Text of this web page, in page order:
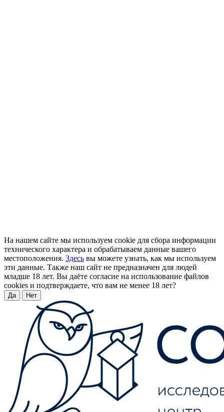
На нашем сайте мы используем cookie для сбора информации
технического характера и обрабатываем данные вашего
местоположения. Здесь вы можете узнать, как мы используем
эти данные. Также наш сайт не предназначен для людей
младше 18 лет. Вы даёте согласие на использование файлов
cookies и подтверждаете, что вам не менее 18 лет?
Да Нет